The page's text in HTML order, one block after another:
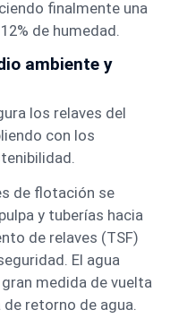
finalmente una
de humedad.
ambiente y
los relaves del
con los
de flotación se
y tuberías hacia
de relaves (TSF)
El agua
medida de vuelta
retorno de agua.